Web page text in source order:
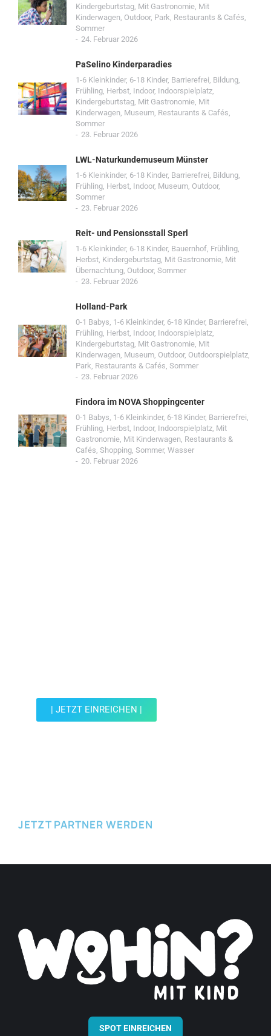
Kindergeburtstag, Mit Gastronomie, Mit
Kinderwagen, Outdoor, Park, Restaurants & Cafés,
Sommer
24. Februar 2026
PaSelino Kinderparadies
1-6 Kleinkinder, 6-18 Kinder, Barrierefrei, Bildung,
Frühling, Herbst, Indoor, Indoorspielplatz,
Kindergeburtstag, Mit Gastronomie, Mit
Kinderwagen, Museum, Restaurants & Cafés,
Sommer
23. Februar 2026
LWL-Naturkundemuseum Münster
1-6 Kleinkinder, 6-18 Kinder, Barrierefrei, Bildung,
Frühling, Herbst, Indoor, Museum, Outdoor,
Sommer
23. Februar 2026
Reit- und Pensionsstall Sperl
1-6 Kleinkinder, 6-18 Kinder, Bauernhof, Frühling,
Herbst, Kindergeburtstag, Mit Gastronomie, Mit
Übernachtung, Outdoor, Sommer
23. Februar 2026
Holland-Park
0-1 Babys, 1-6 Kleinkinder, 6-18 Kinder, Barrierefrei,
Frühling, Herbst, Indoor, Indoorspielplatz,
Kindergeburtstag, Mit Gastronomie, Mit
Kinderwagen, Museum, Outdoor, Outdoorspielplatz,
Park, Restaurants & Cafés, Sommer
23. Februar 2026
Findora im NOVA Shoppingcenter
0-1 Babys, 1-6 Kleinkinder, 6-18 Kinder, Barrierefrei,
Frühling, Herbst, Indoor, Indoorspielplatz, Mit
Gastronomie, Mit Kinderwagen, Restaurants &
Cafés, Shopping, Sommer, Wasser
20. Februar 2026
| JETZT EINREICHEN |
JETZT PARTNER WERDEN
SPOT EINREICHEN